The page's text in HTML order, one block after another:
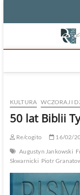
KULTURA WCZORAJ I
50 lat Biblii
Re/cogito
16/02/
Augustyn Jankowski
Skwarnicki Piotr